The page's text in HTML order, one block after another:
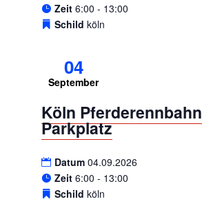
Zeit 6:00 - 13:00
Schild köln
04
September
Köln Pferderennbahn
Parkplatz
Datum 04.09.2026
Zeit 6:00 - 13:00
Schild köln